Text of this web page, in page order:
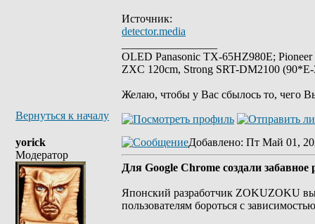
Источник:
detector.media
OLED Panasonic TX-65HZ980E;
ZXC 120cm, Strong SRT-DM2100
Желаю, чтобы у Вас сбылось то, чего
Вернуться к началу
yorick
Модератор
Добавлено: Пт Май 01,
Для Google Chrome создали забавное
Японский разработчик ZOKUZOKU
пользователям бороться с